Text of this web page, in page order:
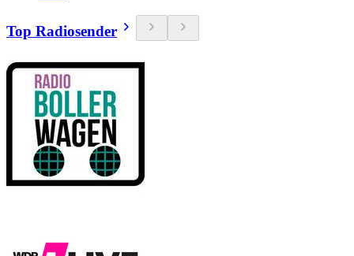
Top Radiosender